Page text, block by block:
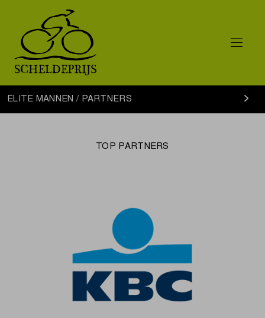
Elite
Mannen
ELITE MANNEN / PARTNERS
TOP PARTNERS